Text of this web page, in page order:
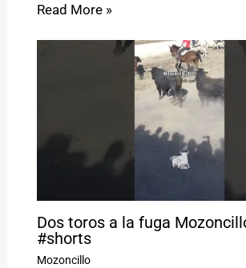
Read More »
Dos toros a la fuga
#shorts
Mozoncillo